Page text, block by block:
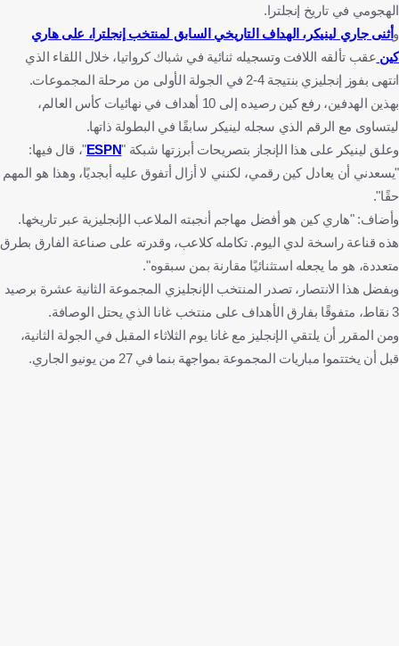
الهجومي في تاريخ إنجلترا.
وأثنى جاري لينيكر، الهداف التاريخي السابق لمنتخب إنجلترا، على هاري
كين عقب تألقه اللافت وتسجيله ثنائية في شباك كرواتيا، خلال اللقاء الذي
انتهى بفوز إنجليزي بنتيجة 4-2 في الجولة الأولى من مرحلة المجموعات.
بهذين الهدفين، رفع كين رصيده إلى 10 أهداف في نهائيات كأس العالم،
ليتساوى مع الرقم الذي سجله لينيكر سابقًا في البطولة ذاتها.
وعلق لينيكر على هذا الإنجاز بتصريحات أبرزتها شبكة "ESPN"، قال فيها:
"يسعدني أن يعادل كين رقمي، لكنني لا أزال أتفوق عليه أبجديًا، وهذا هو المهم
حقًا".
وأضاف: "هاري كين هو أفضل مهاجم أنجبته الملاعب الإنجليزية عبر تاريخها.
هذه قناعة راسخة لدي اليوم. تكامله كلاعب، وقدرته على صناعة الفارق بطرق
متعددة، هو ما يجعله استثنائيًا مقارنة بمن سبقوه".
وبفضل هذا الانتصار، تصدر المنتخب الإنجليزي المجموعة الثانية عشرة برصيد
3 نقاط، متفوقًا بفارق الأهداف على منتخب غانا الذي يحتل الوصافة.
ومن المقرر أن يلتقي الإنجليز مع غانا يوم الثلاثاء المقبل في الجولة الثانية،
قبل أن يختتموا مباريات المجموعة بمواجهة بنما في 27 من يونيو الجاري.